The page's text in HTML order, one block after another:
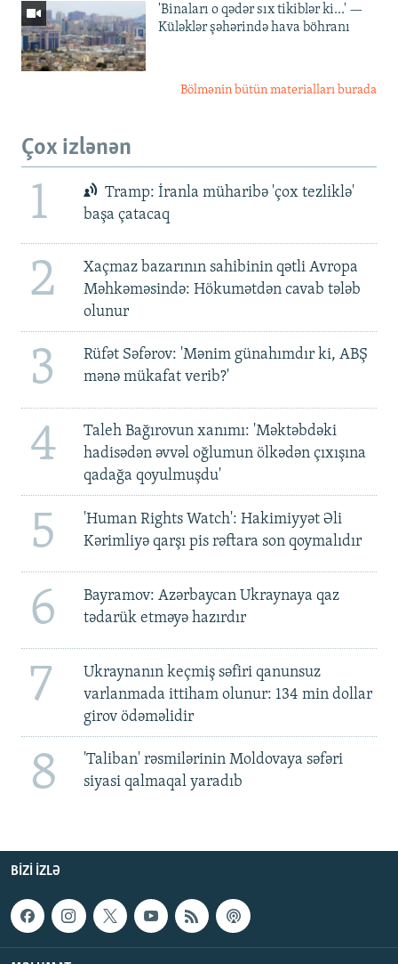
'Binaları o qədər sıx tikiblər ki...' —
Küləklər şəhərində hava böhranı
Bölmənin bütün materialları burada
Çox izlənən
1
Tramp: İranla müharibə 'çox tezliklə'
başa çatacaq
2
Xaçmaz bazarının sahibinin qətli Avropa
Məhkəməsində: Hökumətdən cavab tələb
olunur
3
Rüfət Səfərov: 'Mənim günahımdır ki, ABŞ
mənə mükafat verib?'
4
Taleh Bağırovun xanımı: 'Məktəbdəki
hadisədən əvvəl oğlumun ölkədən çıxışına
qadağa qoyulmuşdu'
5
'Human Rights Watch': Hakimiyyət Əli
Kərimliyə qarşı pis rəftara son qoymalıdır
6
Bayramov: Azərbaycan Ukraynaya qaz
tədarük etməyə hazırdır
7
Ukraynanın keçmiş səfiri qanunsuz
varlanmada ittiham olunur: 134 min dollar
girov ödəməlidir
8
'Taliban' rəsmilərinin Moldovaya səfəri
siyasi qalmaqal yaradıb
BIZI IZLƏ